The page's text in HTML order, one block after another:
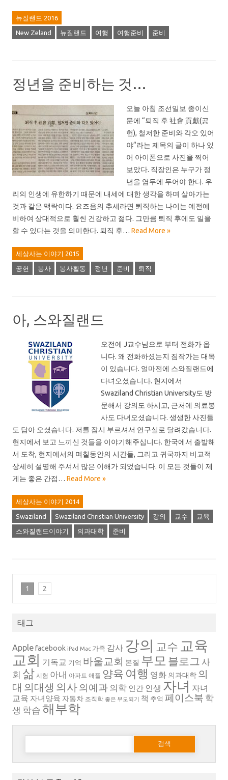
뉴질랜드 2016
New Zeland 뉴질랜드 여행 여행준비 준비
정년을 준비하는 것…
오늘 아침 조선일보 종이신
문에 “퇴직 후 社會 貢獻(공
헌), 철저한 준비와 각오 있어
야“라는 제목의 글이 하나 있
어 아이폰으로 사진을 찍어
보았다. 직장인은 누구가 정
년을 염두에 두어야 한다. 우
리의 인생에 유한하기 때문에 내세에 대한 생각을 하며 살아가는
것과 같은 맥락이다. 요즈음의 추세라면 퇴직하는 나이는 예전에
비하여 상대적으로 훨씬 건강하고 젊다. 그만큼 퇴직 후에도 일을
할 수 있다는 것을 의미한다. 퇴직 후… Read More »
세상사는 이야기 2015
공헌 봉사 봉사활동 정년 준비 퇴직
아, 스와질랜드
오전에 J교수님으로 부터 전화가 옵
니다. 왜 전화하셨는지 짐작가는 대목
이 있습니다. 얼마전에 스와질랜드에
다녀오셨습니다. 현지에서
Swaziland Christian University도 방
문해서 강의도 하시고, 근처에 의료봉
사도 다녀오셨습니다. 생생한 사진들
도 담아 오셨습니다. 저를 잠시 부르셔서 연구실로 달려갔습니다.
현지에서 보고 느끼신 것들을 이야기해주십니다. 한국에서 출발해
서 도착, 현지에서의 며칠동안의 시간들, 그리고 귀국까지 비교적
상세히 설명해 주셔서 많은 이해가 되었습니다. 이 모든 것들이 제
게는 좋은 간접… Read More »
세상사는 이야기 2014
Swaziland Swaziland Christian University 강의 교수 교육
스와질랜드이야기 의과대학 준비
1 2
태그
Applefacebook iPad Mac 가족 감사 강의 교수 교육
교회 기독교 기억 바울교회 본질 부모 블로그 사
회 삶 시험 아내 아파트 애플 양육 여행 영화 의과대학 의
대 의대생 의사의예과 의학 인간 인생 자녀 자녀
교육 자녀양육 자동차 조직학 좋은 부모되기 책 추억 페이스북 학
생 학습 해부학
다음 검색: